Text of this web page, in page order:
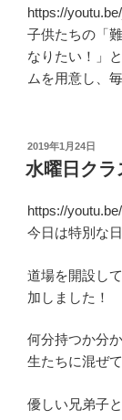
https://
子供たちの「
なりたい！」
ムを用意し、
投
稿
日:
2019年1月24日
水曜日クラ
https://
今日は特別な
道場を開設し
加しました！
何分持つか分
生たちに混ぜ
優しい兄弟子